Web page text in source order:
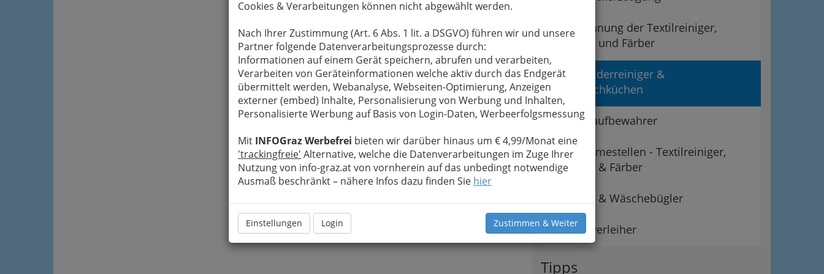
Cookies & Verarbeitungen können nicht abgewählt werden.
Nach Ihrer Zustimmung (Art. 6 Abs. 1 lit. a DSGVO) führen wir und unsere
Partner folgende Datenverarbeitungsprozesse durch:
Informationen auf einem Gerät speichern, abrufen und verarbeiten,
Verarbeiten von Geräteinformationen welche aktiv durch das Endgerät
übermittelt werden, Webanalyse, Webseiten-Optimierung, Anzeigen
externer (embed) Inhalte, Personalisierung von Werbung und Inhalten,
Personalisierte Werbung auf Basis von Login-Daten, Werbeerfolgsmessung
Mit INFOGraz Werbefrei bieten wir darüber hinaus um € 4,99/Monat eine
'trackingfreie' Alternative, welche die Datenverarbeitungen im Zuge Ihrer
Nutzung von info-graz.at von vornherein auf das unbedingt notwendige
Ausmaß beschränkt – nähere Infos dazu finden Sie hier
Einstellungen Login Zustimmen & Weiter
Landesinnung der Textilreiniger,
Wäscher und Färber
Münzkleiderreiniger &
Mietwaschküchen
Teppichaufbewahrer
Übernahmestellen - Textilreiniger,
Wäscher & Färber
Wäscher & Wäschebügler
Wäscheverleiher
Tipps